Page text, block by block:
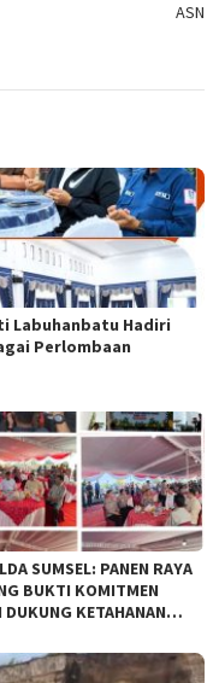
ASN
Labuhanbatu Hadiri
Perlombaan
SUMSEL: PANEN RAYA
BUKTI KOMITMEN
DUKUNG KETAHANAN